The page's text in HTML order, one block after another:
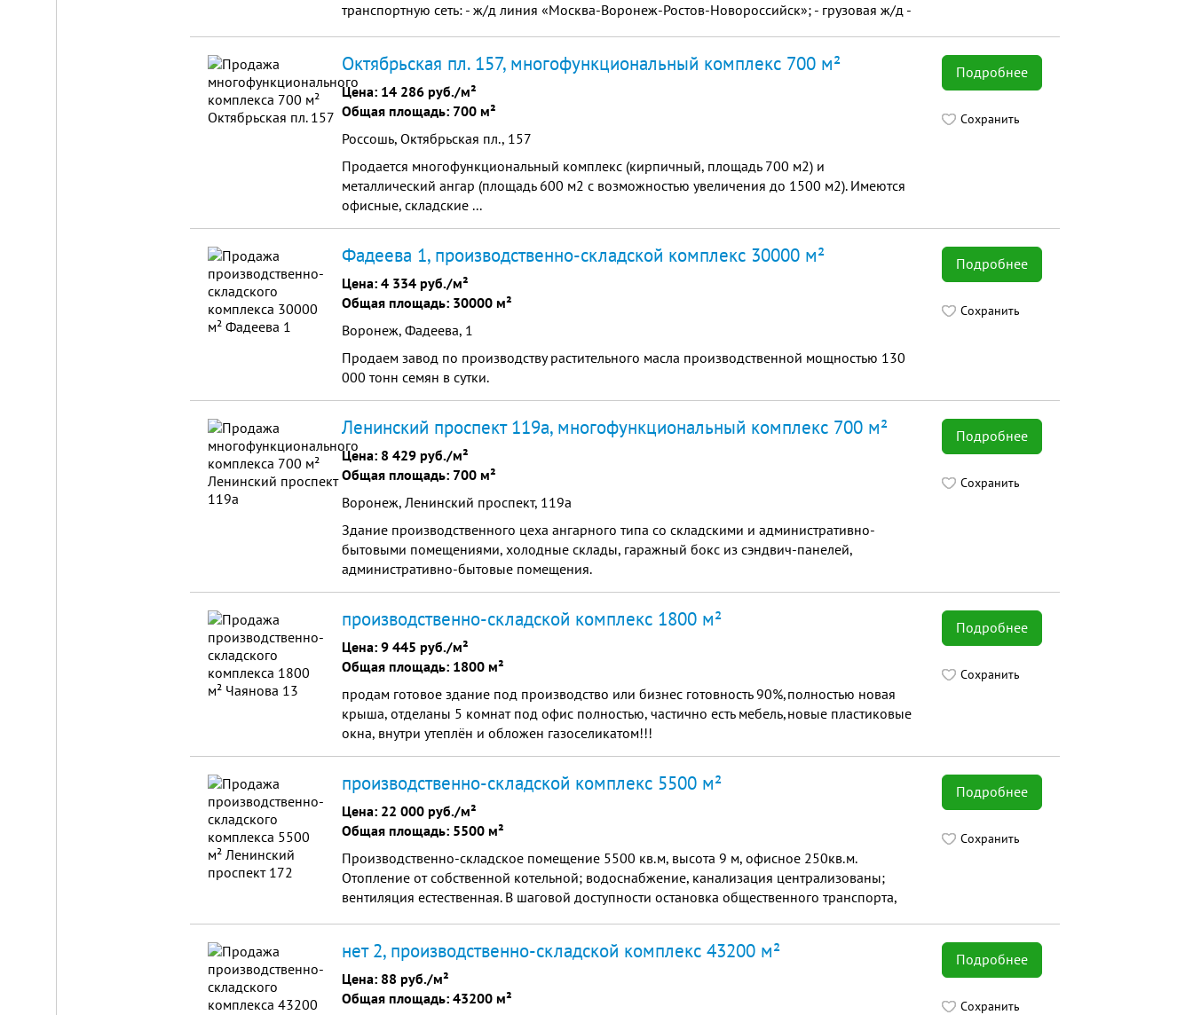
транспортную сеть: - ж/д линия «Москва-Воронеж-Ростов-Новороссийск»; - грузовая ж/д -
Подробнее
Сохранить
Октябрьская пл. 157, многофункциональный комплекс 700 м²
Цена: 14 286 руб./м²
Общая площадь: 700 м²
Россошь, Октябрьская пл., 157
Продается многофункциональный комплекс (кирпичный, площадь 700 м2) и
металлический ангар (площадь 600 м2 с возможностью увеличения до 1500 м2). Имеются
офисные, складские ...
Подробнее
Сохранить
Фадеева 1, производственно-складской комплекс 30000 м²
Цена: 4 334 руб./м²
Общая площадь: 30000 м²
Воронеж, Фадеева, 1
Продаем завод по производству растительного масла производственной мощностью 130
000 тонн семян в сутки.
Подробнее
Сохранить
Ленинский проспект 119а, многофункциональный комплекс 700 м²
Цена: 8 429 руб./м²
Общая площадь: 700 м²
Воронеж, Ленинский проспект, 119а
Здание производственного цеха ангарного типа со складскими и административно-
бытовыми помещениями, холодные склады, гаражный бокс из сэндвич-панелей,
административно-бытовые помещения.
Подробнее
Сохранить
производственно-складской комплекс 1800 м²
Цена: 9 445 руб./м²
Общая площадь: 1800 м²
продам готовое здание под производство или бизнес готовность 90%,полностью новая
крыша, отделаны 5 комнат под офис полностью, частично есть мебель,новые пластиковые
окна, внутри утеплён и обложен газоселикатом!!!
Подробнее
Сохранить
производственно-складской комплекс 5500 м²
Цена: 22 000 руб./м²
Общая площадь: 5500 м²
Производственно-складское помещение 5500 кв.м, высота 9 м, офисное 250кв.м.
Отопление от собственной котельной; водоснабжение, канализация централизованы;
вентиляция естественная. В шаговой доступности остановка общественного транспорта,
Подробнее
Сохранить
нет 2, производственно-складской комплекс 43200 м²
Цена: 88 руб./м²
Общая площадь: 43200 м²